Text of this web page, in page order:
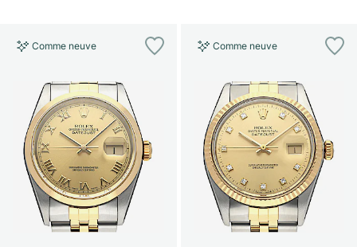
Comme neuve Comme neuve